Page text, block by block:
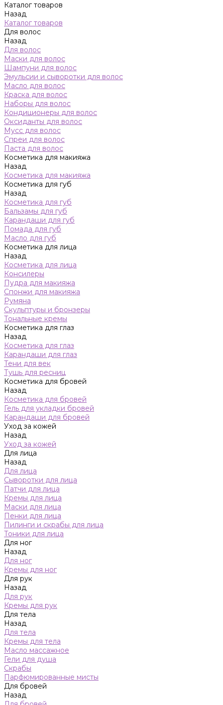
Каталог товаров
Назад
Каталог товаров
Для волос
Назад
Для волос
Маски для волос
Шампуни для волос
Эмульсии и сыворотки для волос
Масло для волос
Краска для волос
Наборы для волос
Кондиционеры для волос
Оксиданты для волос
Мусс для волос
Спреи для волос
Паста для волос
Косметика для макияжа
Назад
Косметика для макияжа
Косметика для губ
Назад
Косметика для губ
Бальзамы для губ
Карандаши для губ
Помада для губ
Масло для губ
Косметика для лица
Назад
Косметика для лица
Консилеры
Пудра для макияжа
Спонжи для макияжа
Румяна
Скульптуры и бронзеры
Тональные кремы
Косметика для глаз
Назад
Косметика для глаз
Карандаши для глаз
Тени для век
Тушь для ресниц
Косметика для бровей
Назад
Косметика для бровей
Гель для укладки бровей
Карандаши для бровей
Уход за кожей
Назад
Уход за кожей
Для лица
Назад
Для лица
Сыворотки для лица
Патчи для лица
Кремы для лица
Маски для лица
Пенки для лица
Пилинги и скрабы для лица
Тоники для лица
Для ног
Назад
Для ног
Кремы для ног
Для рук
Назад
Для рук
Кремы для рук
Для тела
Назад
Для тела
Кремы для тела
Масло массажное
Гели для душа
Скрабы
Парфюмированные мисты
Для бровей
Назад